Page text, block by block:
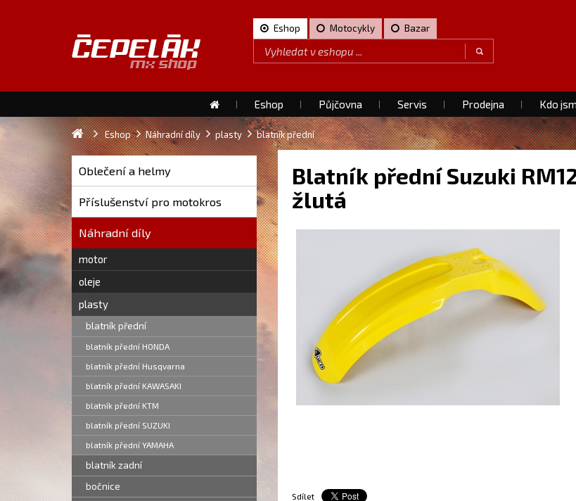
Eshop Motocykly Bazar
Eshop Půjčovna Servis Prodejna Kdo
Eshop Náhradní díly plasty blatník přední
Oblečení a helmy
Příslušenství pro motokros
Náhradní díly
motor
oleje
plasty
blatník přední
blatník přední HONDA
blatník přední Husqvarna
blatník přední KAWASAKI
blatník přední KTM
blatník přední SUZUKI
blatník přední YAMAHA
blatník zadní
bočnice
Blatník přední Suzuki
žlutá
Sdílet